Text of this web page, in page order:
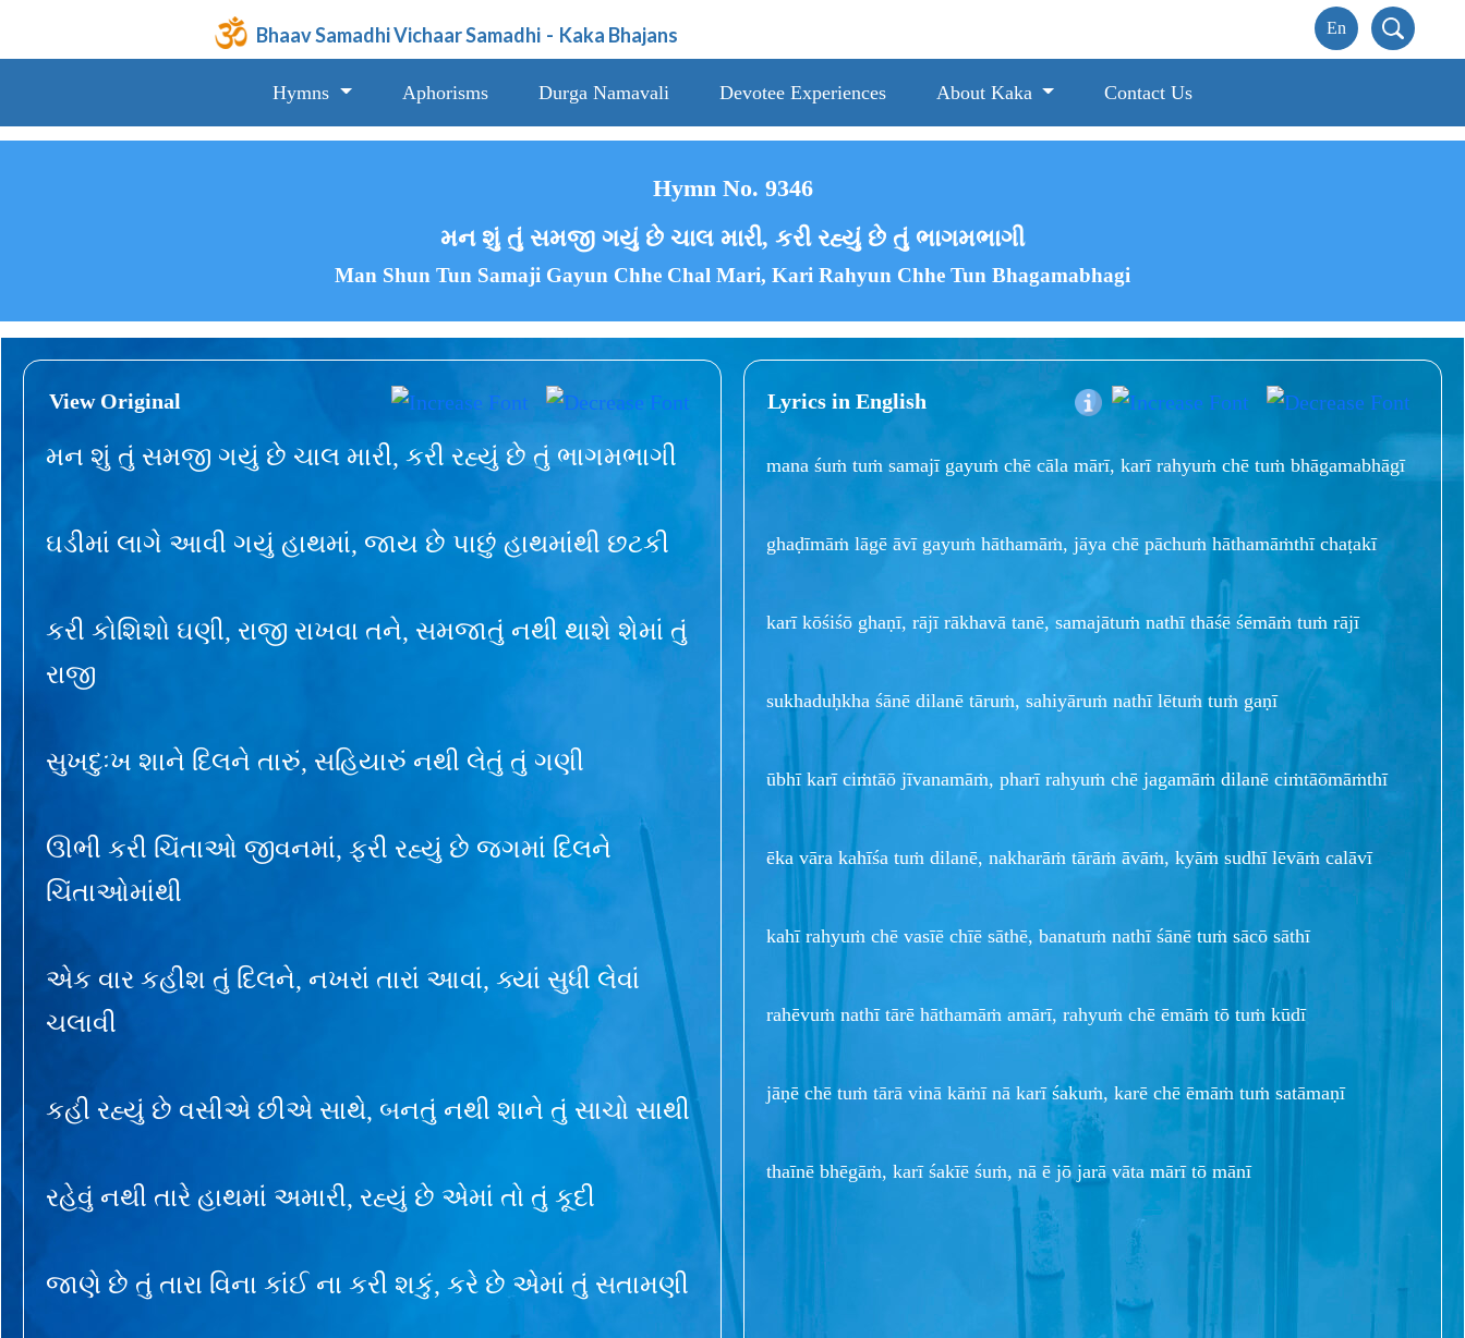
Bhaav Samadhi Vichaar Samadhi - Kaka Bhajans
Hymns Aphorisms Durga Namavali Devotee Experiences About Kaka Contact Us
Hymn No. 9346
મન શું તું સમજી ગયું છે ચાલ મારી, કરી રહ્યું છે તું ભાગમભાગી
Man Shun Tun Samaji Gayun Chhe Chal Mari, Kari Rahyun Chhe Tun Bhagamabhagi
View Original
મન શું તું સમજી ગયું છે ચાલ મારી, કરી રહ્યું છે તું ભાગમભાગી
ઘડીમાં લાગે આવી ગયું હાથમાં, જાય છે પાછું હાથમાંથી છટકી
કરી કોશિશો ઘણી, રાજી રાખવા તને, સમજાતું નથી થાશે શેમાં તું
રાજી
સુખદુઃખ શાને દિલને તારું, સહિયારું નથી લેતું તું ગણી
ઊભી કરી ચિંતાઓ જીવનમાં, ફરી રહ્યું છે જગમાં દિલને
ચિંતાઓમાંથી
એક વાર કહીશ તું દિલને, નખરાં તારાં આવાં, ક્યાં સુધી લેવાં
ચલાવી
કહી રહ્યું છે વસીએ છીએ સાથે, બનતું નથી શાને તું સાચો સાથી
રહેવું નથી તારે હાથમાં અમારી, રહ્યું છે એમાં તો તું કૂદી
જાણે છે તું તારા વિના કાંઈ ના કરી શકું, કરે છે એમાં તું સતામણી
Lyrics in English
mana śuṁ tuṁ samajī gayuṁ chē cāla mārī, karī rahyuṁ chē tuṁ bhāgamabhāgī
ghaḍīmāṁ lāgē āvī gayuṁ hāthamāṁ, jāya chē pāchuṁ hāthamāṁthī chaṭakī
karī kōśiśō ghaṇī, rājī rākhavā tanē, samajātuṁ nathī thāśē śēmāṁ tuṁ rājī
sukhaduḥkha śānē dilanē tāruṁ, sahiyāruṁ nathī lētuṁ tuṁ gaṇī
ūbhī karī ciṁtāō jīvanamāṁ, pharī rahyuṁ chē jagamāṁ dilanē ciṁtāōmāṁthī
ēka vāra kahīśa tuṁ dilanē, nakharāṁ tārāṁ āvāṁ, kyāṁ sudhī lēvāṁ calāvī
kahī rahyuṁ chē vasīē chīē sāthē, banatuṁ nathī śānē tuṁ sācō sāthī
rahēvuṁ nathī tārē hāthamāṁ amārī, rahyuṁ chē ēmāṁ tō tuṁ kūdī
jāṇē chē tuṁ tārā vinā kāṁī nā karī śakuṁ, karē chē ēmāṁ tuṁ satāmaṇī
thaīnē bhēgāṁ, karī śakīē śuṁ, nā ē jō jarā vāta mārī tō mānī